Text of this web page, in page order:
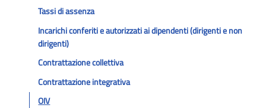
Tassi di assenza
Incarichi conferiti e autorizzati ai dipendenti (dirigenti e non
dirigenti)
Contrattazione collettiva
Contrattazione integrativa
OIV